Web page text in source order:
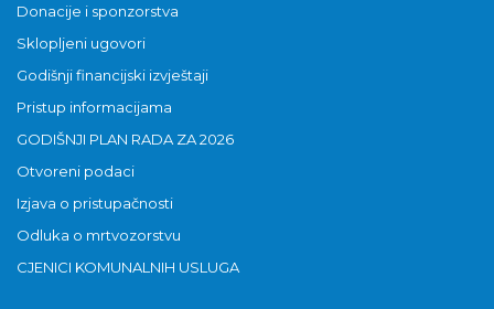
Donacije i sponzorstva
Sklopljeni ugovori
Godišnji financijski izvještaji
Pristup informacijama
GODIŠNJI PLAN RADA ZA 2026
Otvoreni podaci
Izjava o pristupačnosti
Odluka o mrtvozorstvu
CJENICI KOMUNALNIH USLUGA